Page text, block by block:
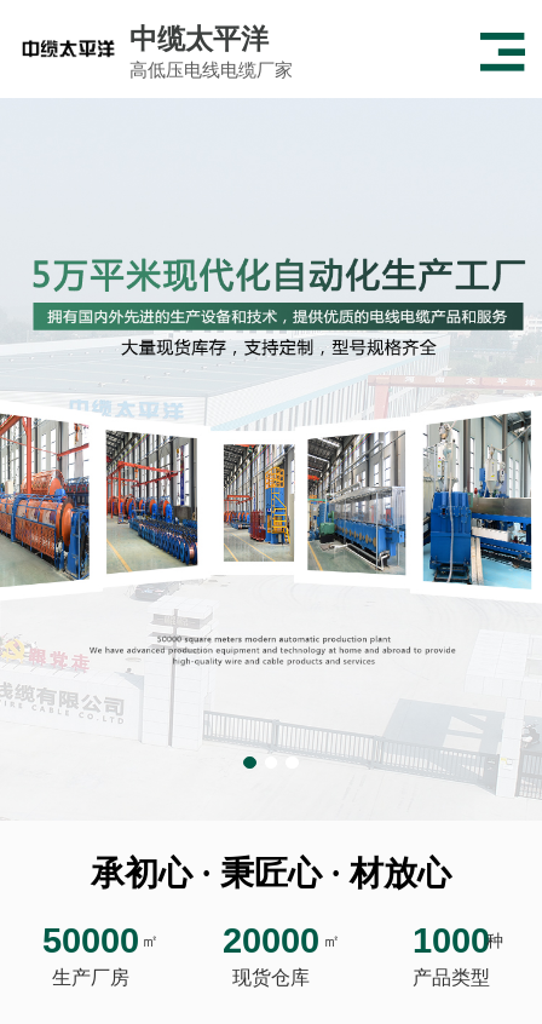
中缆太平洋
高低压电线电缆厂家
承初心 · 秉匠心 · 材放心
50000 ㎡
生产厂房
20000 ㎡
现货仓库
1000种
产品类型